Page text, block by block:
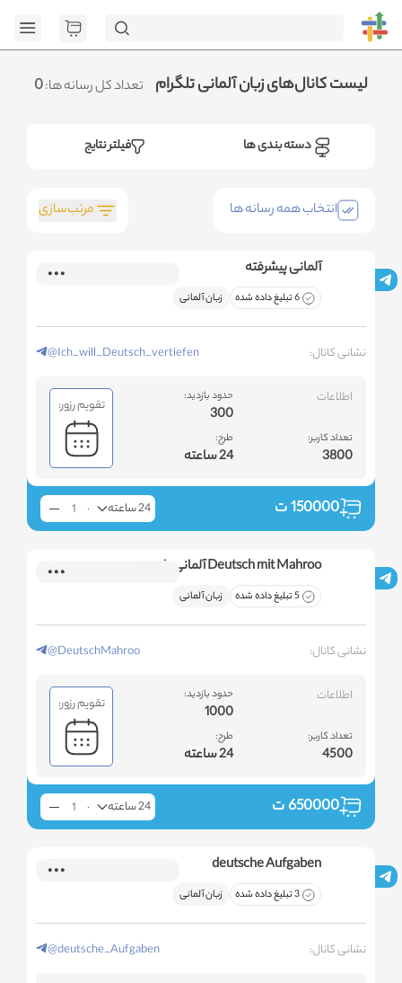
تعداد کل رسانه ها:0 لیست کانال‌های زبان آلمانی تلگرام
فیلتر نتایج دسته بندی ها
مرتب‌سازی انتخاب همه رسانه ها
آلمانی پیشرفته
6 تبلیغ داده شده زبان آلمانی
نشانی کانال: @Ich_will_Deutsch_vertiefen
اطلاعات
تعداد کاربر:
3800
حدود بازدید:
300
طرح:
24 ساعته
تقویم رزور:
150000ت 24 ساعته
Deutsch mit Mahroo آلمانی با مهرو
5 تبلیغ داده شده زبان آلمانی
نشانی کانال: @DeutschMahroo
اطلاعات
تعداد کاربر:
4500
حدود بازدید:
1000
طرح:
24 ساعته
تقویم رزور:
650000ت 24 ساعته
deutsche Aufgaben
3 تبلیغ داده شده زبان آلمانی
نشانی کانال: @deutsche_Aufgaben
[GET]
.متوجه شدم